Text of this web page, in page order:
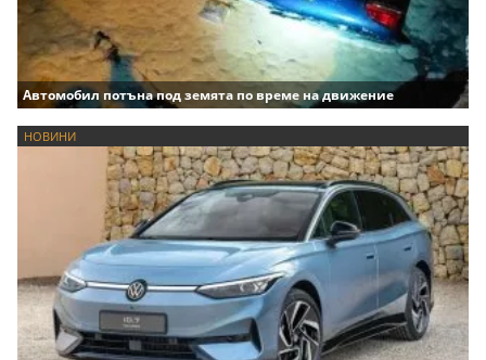
Автомобил потъна под земята по време на движение
НОВИНИ